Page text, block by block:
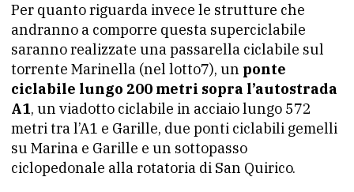
Per quanto riguarda invece le strutture che
andranno a comporre questa superciclabile
saranno realizzate una passarella ciclabile sul
torrente Marinella (nel lotto7), un ponte
ciclabile lungo 200 metri sopra l’autostrada
A1, un viadotto ciclabile in acciaio lungo 572
metri tra l’A1 e Garille, due ponti ciclabili gemelli
su Marina e Garille e un sottopasso
ciclopedonale alla rotatoria di San Quirico.